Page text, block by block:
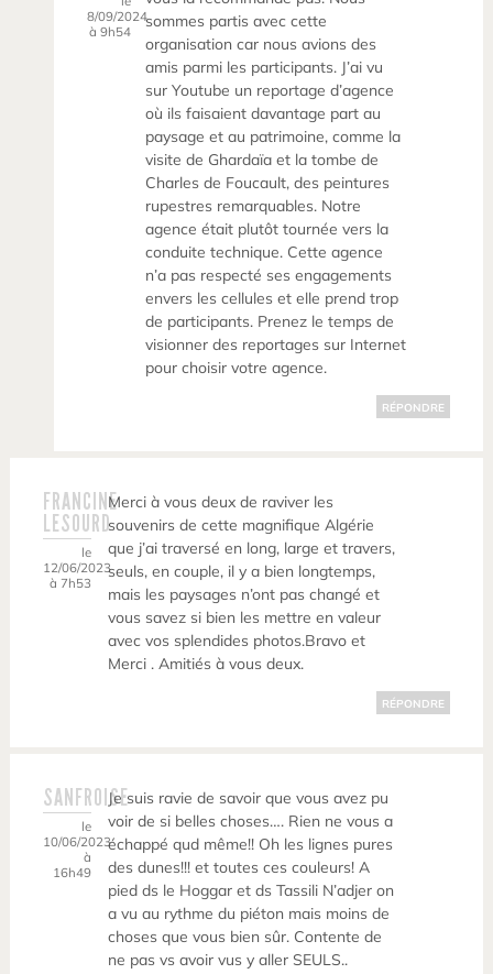
8/09/2024
à 9h54
sommes partis avec cette
organisation car nous avions des
amis parmi les participants. J’ai vu
sur Youtube un reportage d’agence
où ils faisaient davantage part au
paysage et au patrimoine, comme la
visite de Ghardaïa et la tombe de
Charles de Foucault, des peintures
rupestres remarquables. Notre
agence était plutôt tournée vers la
conduite technique. Cette agence
n’a pas respecté ses engagements
envers les cellules et elle prend trop
de participants. Prenez le temps de
visionner des reportages sur Internet
pour choisir votre agence.
RÉPONDRE
FRANCINE
LESOURD
le
12/06/2023
à 7h53
Merci à vous deux de raviver les
souvenirs de cette magnifique Algérie
que j’ai traversé en long, large et travers,
seuls, en couple, il y a bien longtemps,
mais les paysages n’ont pas changé et
vous savez si bien les mettre en valeur
avec vos splendides photos.Bravo et
Merci . Amitiés à vous deux.
RÉPONDRE
SANFROISE
le
10/06/2023
à
16h49
Je suis ravie de savoir que vous avez pu
voir de si belles choses…. Rien ne vous a
échappé qud même!! Oh les lignes pures
des dunes!!! et toutes ces couleurs! A
pied ds le Hoggar et ds Tassili N’adjer on
a vu au rythme du piéton mais moins de
choses que vous bien sûr. Contente de
ne pas vs avoir vus y aller SEULS..